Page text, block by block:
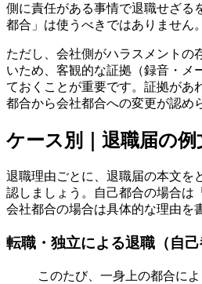
側に責任がある事情で退職せざる
都合」は使うべきではありません。
ただし、会社側がハラスメントの
いため、客観的な証拠（録音・メ
ておくことが重要です。証拠があ
都合から会社都合への変更が認め
ケース別｜退職届の例
退職理由ごとに、退職届の本文を
認しましょう。自己都合の場合は
会社都合の場合は具体的な理由を
転職・独立による退職（自己
このたび、一身上の都合に